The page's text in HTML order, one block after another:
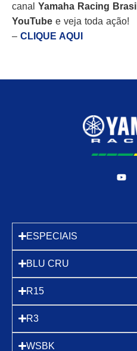
canal Yamaha Racing Brasil
YouTube e veja toda ação!
– CLIQUE AQUI
ESPECIAIS
BLU CRU
R15
R3
WSBK